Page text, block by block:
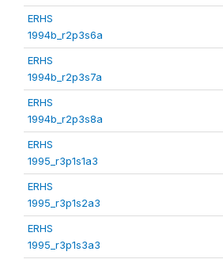
ERHS
1994b_r2p3s6a
ERHS
1994b_r2p3s7a
ERHS
1994b_r2p3s8a
ERHS
1995_r3p1s1a3
ERHS
1995_r3p1s2a3
ERHS
1995_r3p1s3a3